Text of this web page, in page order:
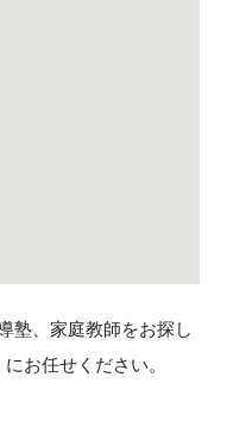
塾、家庭教師をお探し
お任せください。